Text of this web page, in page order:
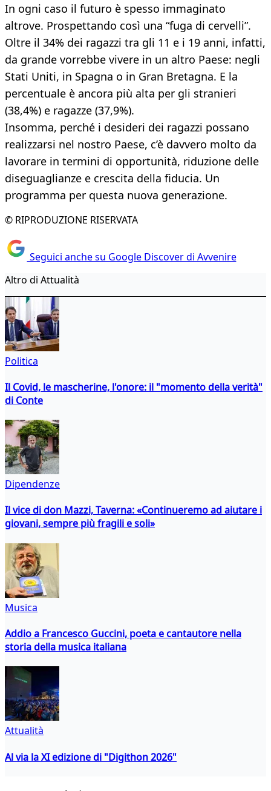
In ogni caso il futuro è spesso immaginato
altrove. Prospettando così una “fuga di cervelli”.
Oltre il 34% dei ragazzi tra gli 11 e i 19 anni, infatti,
da grande vorrebbe vivere in un altro Paese: negli
Stati Uniti, in Spagna o in Gran Bretagna. E la
percentuale è ancora più alta per gli stranieri
(38,4%) e ragazze (37,9%).
Insomma, perché i desideri dei ragazzi possano
realizzarsi nel nostro Paese, c’è davvero molto da
lavorare in termini di opportunità, riduzione delle
diseguaglianze e crescita della fiducia. Un
programma per questa nuova generazione.
© RIPRODUZIONE RISERVATA
Seguici anche su Google Discover di Avvenire
Altro di Attualità
Politica
Il Covid, le mascherine, l'onore: il "momento della verità"
di Conte
Dipendenze
Il vice di don Mazzi, Taverna: «Continueremo ad aiutare i
giovani, sempre più fragili e soli»
Musica
Addio a Francesco Guccini, poeta e cantautore nella
storia della musica italiana
Attualità
Al via la XI edizione di "Digithon 2026"